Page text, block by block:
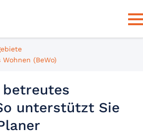
(BeWo)
unterstützt Sie